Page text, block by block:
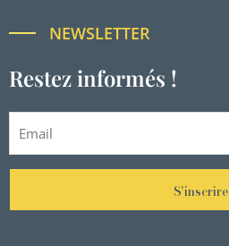
NEWSLETTER
Restez informés !
S'inscrire